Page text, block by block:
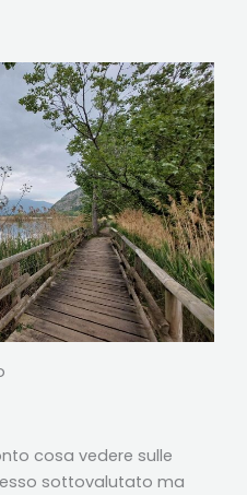
cosa vedere sulle
sottovalutato ma